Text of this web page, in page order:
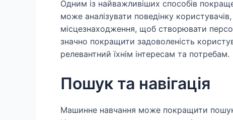
Одним із найважливіших способів
може аналізувати поведінку
місцезнаходження, щоб створювати
значно покращити задоволеність
релевантний їхнім інтересам та потребам.
Пошук та навігація
Машинне навчання може покращити пошук